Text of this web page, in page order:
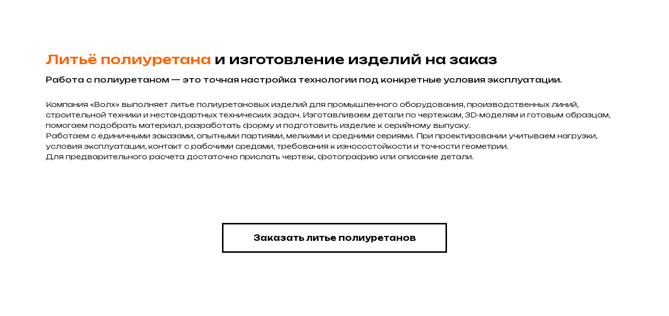
Литьё полиуретана и изготовление изделий на заказ
Работа с полиуретаном — это точная настройка технологии под конкретные условия эксплуатации.
Компания «Волх» выполняет литье полиуретановых изделий для промышленного оборудования, производственных линий,
строительной техники и нестандартных технических задач. Изготавливаем детали по чертежам, 3D-моделям и готовым образцам,
помогаем подобрать материал, разработать форму и подготовить изделие к серийному выпуску.
Работаем с единичными заказами, опытными партиями, мелкими и средними сериями. При проектировании учитываем нагрузки,
условия эксплуатации, контакт с рабочими средами, требования к износостойкости и точности геометрии.
Для предварительного расчета достаточно прислать чертеж, фотографию или описание детали.
Заказать литье полиуретанов